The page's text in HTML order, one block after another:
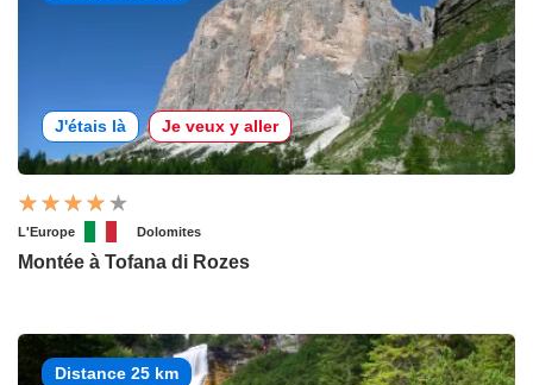
J'étais là Je veux y aller
L'Europe Dolomites
Montée à Tofana di Rozes
Distance 25 km